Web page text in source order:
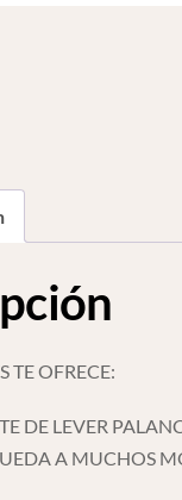
TE OFRECE:
DE LEVER
A MUCHOS